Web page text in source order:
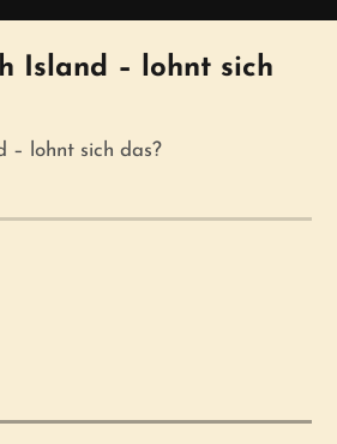
Island – lohnt sich
– lohnt sich das?